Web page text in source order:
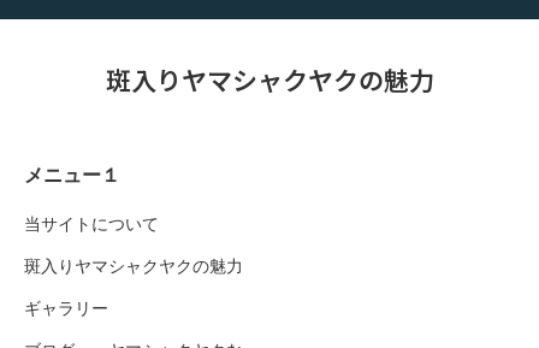
斑入りヤマシャクヤクの魅力
メニュー１
当サイトについて
斑入りヤマシャクヤクの魅力
ギャラリー